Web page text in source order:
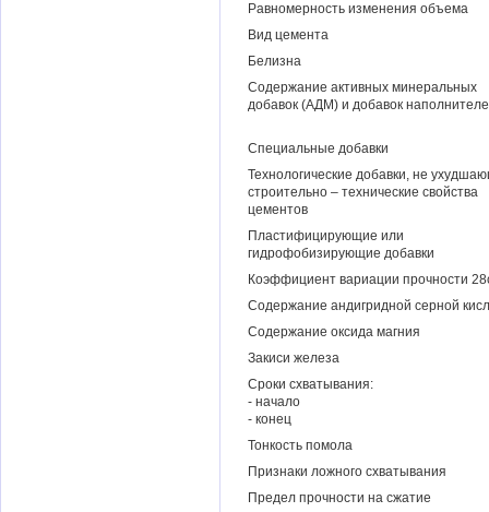
Равномерность изменения объема
Вид цемента
Белизна
Содержание активных минеральных
добавок (АДМ) и добавок
Специальные добавки
Технологические добавки, не
строительно – технические свойства
цементов
Пластифицирующие или
гидрофобизирующие добавки
Коэффициент вариации прочности
Содержание андигридной серной
Содержание оксида магния
Закиси железа
Сроки схватывания:
- начало
- конец
Тонкость помола
Признаки ложного схватывания
Предел прочности на сжатие